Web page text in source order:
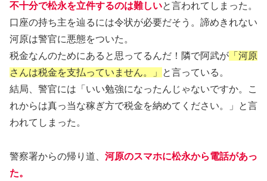
不十分で松永を立件するのは難しいと言われてしまった。
口座の持ち主を辿るには令状が必要だそう。諦めきれない
河原は警官に悪態をついた。
税金なんのためにあると思ってるんだ！隣で阿武が 「河原
さんは税金を支払っていません。」
と言っている。
結局、警官には「いい勉強になったんじゃないですか。こ
れからは真っ当な稼ぎ方で税金を納めてください。」と言
われてしまった。
警察署からの帰り道、 河原のスマホに松永から電話があっ
た。